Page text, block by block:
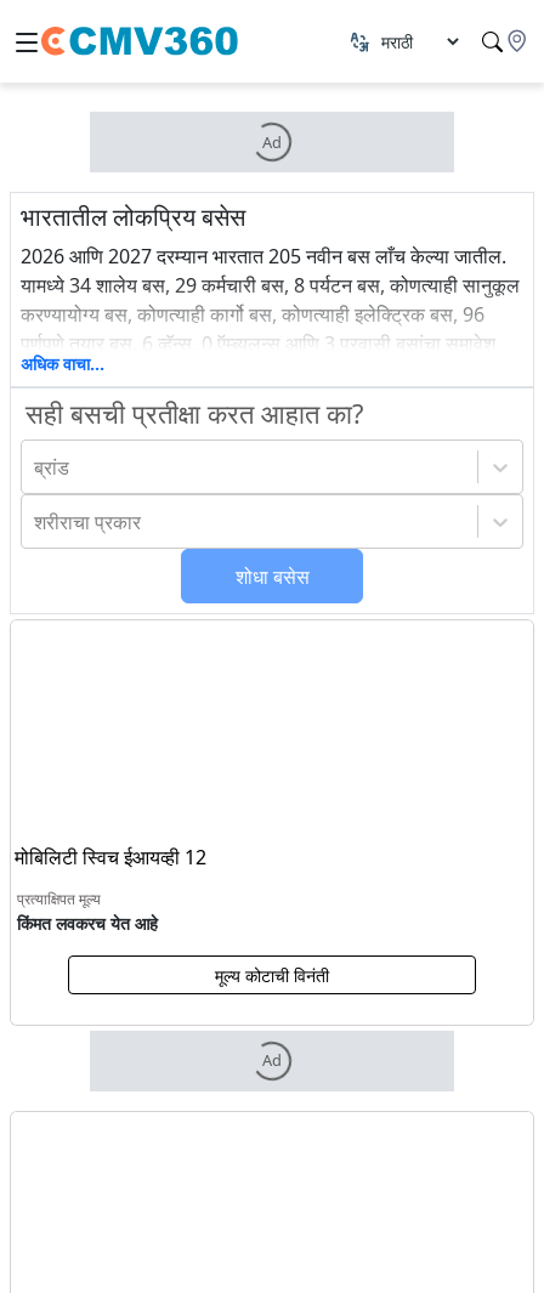
Ad
भारतातील लोकप्रिय बसेस
2026 आणि 2027 दरम्यान भारतात 205 नवीन बस लाँच केल्या जातील.
यामध्ये 34 शालेय बस, 29 कर्मचारी बस, 8 पर्यटन बस, कोणत्याही सानुकूल
करण्यायोग्य बस, कोणत्याही कार्गो बस, कोणत्याही इलेक्ट्रिक बस, 96
पूर्णपणे तयार बस, 6 व्हॅन्स, 0 ऍम्ब्युलन्स आणि 3 प्रवासी बसांचा समावेश
आहे. भारतातील नवीनतम बस डेब्यू आणि त्यांची किंमत यादी जाणून घ्या.
अधिक वाचा...
सही बसची प्रतीक्षा करत आहात का?
ब्रांड
शरीराचा प्रकार
शोधा बसेस
मोबिलिटी स्विच ईआयव्ही 12
प्रत्याक्षिपत मूल्य
किंमत लवकरच येत आहे
मूल्य कोटाची विनंती
Ad